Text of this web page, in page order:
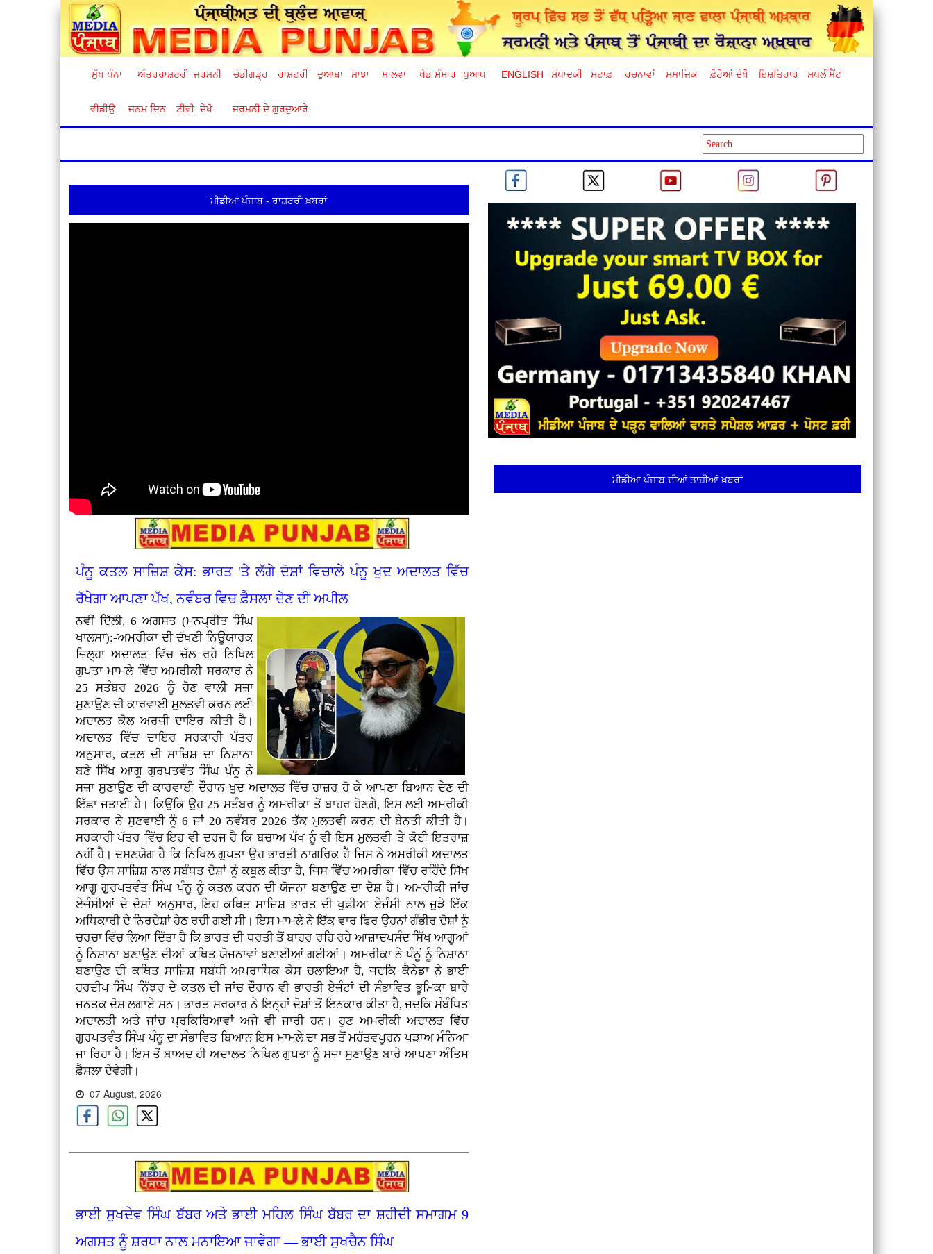
ਮੁੱਖ ਪੰਨਾ ਅੰਤਰਰਾਸ਼ਟਰੀ ਜਰਮਨੀ ਚੰਡੀਗੜ੍ਹ ਰਾਸ਼ਟਰੀ ਦੁਆਬਾ ਮਾਝਾ ਮਾਲਵਾ ਖੇਡ ਸੰਸਾਰ ਪੁਆਧ ENGLISH ਸੰਪਾਦਕੀ ਸਟਾਫ਼ ਰਚਨਾਵਾਂ ਸਮਾਜਿਕ ਫ਼ੋਟੋਆਂ ਦੇਖੋ ਇਸ਼ਤਿਹਾਰ ਸਪਲੀਮੈਂਟ
ਵੀਡੀਉ ਜਨਮ ਦਿਨ ਟੀਵੀ. ਦੇਖੋ ਜਰਮਨੀ ਦੇ ਗੁਰਦੁਆਰੇ
ਮੀਡੀਆ ਪੰਜਾਬ - ਰਾਸ਼ਟਰੀ ਖ਼ਬਰਾਂ
ਪੰਨੂ ਕਤਲ ਸਾਜ਼ਿਸ਼ ਕੇਸ: ਭਾਰਤ 'ਤੇ ਲੱਗੇ ਦੋਸ਼ਾਂ ਵਿਚਾਲੇ ਪੰਨੂ ਖੁਦ ਅਦਾਲਤ ਵਿੱਚ
ਰੱਖੇਗਾ ਆਪਣਾ ਪੱਖ, ਨਵੰਬਰ ਵਿਚ ਫ਼ੈਸਲਾ ਦੇਣ ਦੀ ਅਪੀਲ
ਨਵੀਂ ਦਿੱਲੀ, 6 ਅਗਸਤ (ਮਨਪ੍ਰੀਤ ਸਿੰਘ
ਖਾਲਸਾ):-ਅਮਰੀਕਾ ਦੀ ਦੱਖਣੀ ਨਿਊਯਾਰਕ
ਜ਼ਿਲ੍ਹਾ ਅਦਾਲਤ ਵਿੱਚ ਚੱਲ ਰਹੇ ਨਿਖਿਲ
ਗੁਪਤਾ ਮਾਮਲੇ ਵਿੱਚ ਅਮਰੀਕੀ ਸਰਕਾਰ ਨੇ
25 ਸਤੰਬਰ 2026 ਨੂੰ ਹੋਣ ਵਾਲੀ ਸਜ਼ਾ
ਸੁਣਾਉਣ ਦੀ ਕਾਰਵਾਈ ਮੁਲਤਵੀ ਕਰਨ ਲਈ
ਅਦਾਲਤ ਕੋਲ ਅਰਜ਼ੀ ਦਾਇਰ ਕੀਤੀ ਹੈ।
ਅਦਾਲਤ ਵਿੱਚ ਦਾਇਰ ਸਰਕਾਰੀ ਪੱਤਰ
ਅਨੁਸਾਰ, ਕਤਲ ਦੀ ਸਾਜ਼ਿਸ਼ ਦਾ ਨਿਸ਼ਾਨਾ
ਬਣੇ ਸਿੱਖ ਆਗੂ ਗੁਰਪਤਵੰਤ ਸਿੰਘ ਪੰਨੂ ਨੇ
ਸਜ਼ਾ ਸੁਣਾਉਣ ਦੀ ਕਾਰਵਾਈ ਦੌਰਾਨ ਖੁਦ ਅਦਾਲਤ ਵਿੱਚ ਹਾਜ਼ਰ ਹੋ ਕੇ ਆਪਣਾ ਬਿਆਨ ਦੇਣ ਦੀ
ਇੱਛਾ ਜਤਾਈ ਹੈ। ਕਿਉਂਕਿ ਉਹ 25 ਸਤੰਬਰ ਨੂੰ ਅਮਰੀਕਾ ਤੋਂ ਬਾਹਰ ਹੋਣਗੇ, ਇਸ ਲਈ ਅਮਰੀਕੀ
ਸਰਕਾਰ ਨੇ ਸੁਣਵਾਈ ਨੂੰ 6 ਜਾਂ 20 ਨਵੰਬਰ 2026 ਤੱਕ ਮੁਲਤਵੀ ਕਰਨ ਦੀ ਬੇਨਤੀ ਕੀਤੀ ਹੈ।
ਸਰਕਾਰੀ ਪੱਤਰ ਵਿੱਚ ਇਹ ਵੀ ਦਰਜ ਹੈ ਕਿ ਬਚਾਅ ਪੱਖ ਨੂੰ ਵੀ ਇਸ ਮੁਲਤਵੀ 'ਤੇ ਕੋਈ ਇਤਰਾਜ਼
ਨਹੀਂ ਹੈ। ਦਸਣਯੋਗ ਹੈ ਕਿ ਨਿਖਿਲ ਗੁਪਤਾ ਉਹ ਭਾਰਤੀ ਨਾਗਰਿਕ ਹੈ ਜਿਸ ਨੇ ਅਮਰੀਕੀ ਅਦਾਲਤ
ਵਿੱਚ ਉਸ ਸਾਜ਼ਿਸ਼ ਨਾਲ ਸਬੰਧਤ ਦੋਸ਼ਾਂ ਨੂੰ ਕਬੂਲ ਕੀਤਾ ਹੈ, ਜਿਸ ਵਿੱਚ ਅਮਰੀਕਾ ਵਿੱਚ ਰਹਿੰਦੇ ਸਿੱਖ
ਆਗੂ ਗੁਰਪਤਵੰਤ ਸਿੰਘ ਪੰਨੂ ਨੂੰ ਕਤਲ ਕਰਨ ਦੀ ਯੋਜਨਾ ਬਣਾਉਣ ਦਾ ਦੋਸ਼ ਹੈ। ਅਮਰੀਕੀ ਜਾਂਚ
ਏਜੰਸੀਆਂ ਦੇ ਦੋਸ਼ਾਂ ਅਨੁਸਾਰ, ਇਹ ਕਥਿਤ ਸਾਜ਼ਿਸ਼ ਭਾਰਤ ਦੀ ਖੁਫ਼ੀਆ ਏਜੰਸੀ ਨਾਲ ਜੁੜੇ ਇੱਕ
ਅਧਿਕਾਰੀ ਦੇ ਨਿਰਦੇਸ਼ਾਂ ਹੇਠ ਰਚੀ ਗਈ ਸੀ। ਇਸ ਮਾਮਲੇ ਨੇ ਇੱਕ ਵਾਰ ਫਿਰ ਉਹਨਾਂ ਗੰਭੀਰ ਦੋਸ਼ਾਂ ਨੂੰ
ਚਰਚਾ ਵਿੱਚ ਲਿਆ ਦਿੱਤਾ ਹੈ ਕਿ ਭਾਰਤ ਦੀ ਧਰਤੀ ਤੋਂ ਬਾਹਰ ਰਹਿ ਰਹੇ ਆਜ਼ਾਦਪਸੰਦ ਸਿੱਖ ਆਗੂਆਂ
ਨੂੰ ਨਿਸ਼ਾਨਾ ਬਣਾਉਣ ਦੀਆਂ ਕਥਿਤ ਯੋਜਨਾਵਾਂ ਬਣਾਈਆਂ ਗਈਆਂ। ਅਮਰੀਕਾ ਨੇ ਪੰਨੂਂ ਨੂੰ ਨਿਸ਼ਾਨਾ
ਬਣਾਉਣ ਦੀ ਕਥਿਤ ਸਾਜ਼ਿਸ਼ ਸਬੰਧੀ ਅਪਰਾਧਿਕ ਕੇਸ ਚਲਾਇਆ ਹੈ, ਜਦਕਿ ਕੈਨੇਡਾ ਨੇ ਭਾਈ
ਹਰਦੀਪ ਸਿੰਘ ਨਿੱਝਰ ਦੇ ਕਤਲ ਦੀ ਜਾਂਚ ਦੌਰਾਨ ਵੀ ਭਾਰਤੀ ਏਜੰਟਾਂ ਦੀ ਸੰਭਾਵਿਤ ਭੂਮਿਕਾ ਬਾਰੇ
ਜਨਤਕ ਦੋਸ਼ ਲਗਾਏ ਸਨ। ਭਾਰਤ ਸਰਕਾਰ ਨੇ ਇਨ੍ਹਾਂ ਦੋਸ਼ਾਂ ਤੋਂ ਇਨਕਾਰ ਕੀਤਾ ਹੈ, ਜਦਕਿ ਸੰਬੰਧਿਤ
ਅਦਾਲਤੀ ਅਤੇ ਜਾਂਚ ਪ੍ਰਕਿਰਿਆਵਾਂ ਅਜੇ ਵੀ ਜਾਰੀ ਹਨ। ਹੁਣ ਅਮਰੀਕੀ ਅਦਾਲਤ ਵਿੱਚ
ਗੁਰਪਤਵੰਤ ਸਿੰਘ ਪੰਨੂ ਦਾ ਸੰਭਾਵਿਤ ਬਿਆਨ ਇਸ ਮਾਮਲੇ ਦਾ ਸਭ ਤੋਂ ਮਹੱਤਵਪੂਰਨ ਪੜਾਅ ਮੰਨਿਆ
ਜਾ ਰਿਹਾ ਹੈ। ਇਸ ਤੋਂ ਬਾਅਦ ਹੀ ਅਦਾਲਤ ਨਿਖਿਲ ਗੁਪਤਾ ਨੂੰ ਸਜ਼ਾ ਸੁਣਾਉਣ ਬਾਰੇ ਆਪਣਾ ਅੰਤਿਮ
ਫ਼ੈਸਲਾ ਦੇਵੇਗੀ।
07 August, 2026
ਭਾਈ ਸੁਖਦੇਵ ਸਿੰਘ ਬੱਬਰ ਅਤੇ ਭਾਈ ਮਹਿਲ ਸਿੰਘ ਬੱਬਰ ਦਾ ਸ਼ਹੀਦੀ ਸਮਾਗਮ 9
ਅਗਸਤ ਨੂੰ ਸ਼ਰਧਾ ਨਾਲ ਮਨਾਇਆ ਜਾਵੇਗਾ — ਭਾਈ ਸੁਖਚੈਨ ਸਿੰਘ
ਮੀਡੀਆ ਪੰਜਾਬ ਦੀਆਂ ਤਾਜ਼ੀਆਂ ਖ਼ਬਰਾਂ